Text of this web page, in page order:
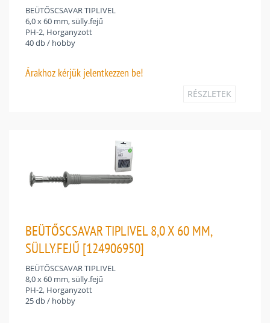
BEÜTŐSCSAVAR TIPLIVEL
6,0 x 60 mm, sülly.fejű
PH-2, Horganyzott
40 db / hobby
Árakhoz kérjük jelentkezzen be!
RÉSZLETEK
BEÜTŐSCSAVAR TIPLIVEL 8,0 X 60 MM,
SÜLLY.FEJŰ [124906950]
BEÜTŐSCSAVAR TIPLIVEL
8,0 x 60 mm, sülly.fejű
PH-2, Horganyzott
25 db / hobby